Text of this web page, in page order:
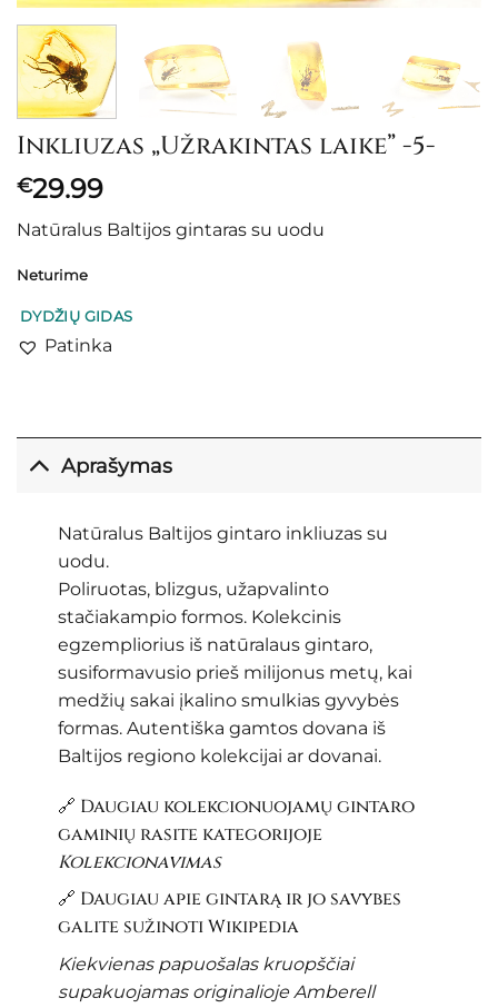
Inkliuzas „Užrakintas laike” -5-
€29.99
Natūralus Baltijos gintaras su uodu
Neturime
DYDŽIŲ GIDAS
Patinka
Aprašymas
Natūralus Baltijos gintaro inkliuzas su
uodu.
Poliruotas, blizgus, užapvalinto
stačiakampio formos. Kolekcinis
egzempliorius iš natūralaus gintaro,
susiformavusio prieš milijonus metų, kai
medžių sakai įkalino smulkias gyvybės
formas. Autentiška gamtos dovana iš
Baltijos regiono kolekcijai ar dovanai.
🔗 Daugiau kolekcionuojamų gintaro
gaminių rasite kategorijoje
Kolekcionavimas
🔗 Daugiau apie gintarą ir jo savybes
galite sužinotiWikipedia
Kiekvienas papuošalas kruopščiai
supakuojamas originalioje Amberell